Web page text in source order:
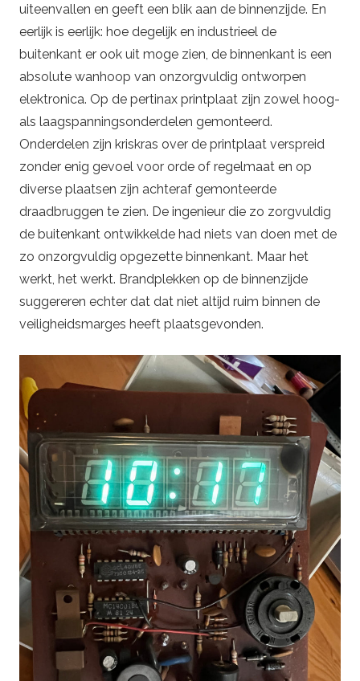
uiteenvallen en geeft een blik aan de binnenzijde. En
eerlijk is eerlijk: hoe degelijk en industrieel de
buitenkant er ook uit moge zien, de binnenkant is een
absolute wanhoop van onzorgvuldig ontworpen
elektronica. Op de pertinax printplaat zijn zowel hoog-
als laagspanningsonderdelen gemonteerd.
Onderdelen zijn kriskras over de printplaat verspreid
zonder enig gevoel voor orde of regelmaat en op
diverse plaatsen zijn achteraf gemonteerde
draadbruggen te zien. De ingenieur die zo zorgvuldig
de buitenkant ontwikkelde had niets van doen met de
zo onzorgvuldig opgezette binnenkant. Maar het
werkt, het werkt. Brandplekken op de binnenzijde
suggereren echter dat dat niet altijd ruim binnen de
veiligheidsmarges heeft plaatsgevonden.